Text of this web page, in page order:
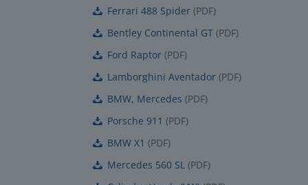
Ferrari 488 Spider (PDF)
Bentley Continental GT (PDF)
Ford Raptor (PDF)
Lamborghini Aventador (PDF)
BMW, Mercedes (PDF)
Porsche 911 (PDF)
BMW X1 (PDF)
Mercedes 560 SL (PDF)